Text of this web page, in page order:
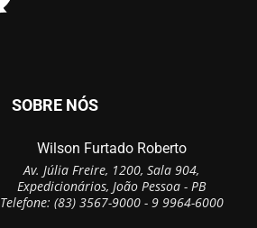
SOBRE NÓS
Wilson Furtado Roberto
Av. Júlia Freire, 1200, Sala 904,
Expedicionários, João Pessoa - PB
Telefone: (83) 3567-9000 - 9 9964-6000